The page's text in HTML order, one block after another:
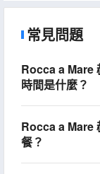
常見問題
Rocca a Mare
時間是什麼？
Rocca a Mare
餐？